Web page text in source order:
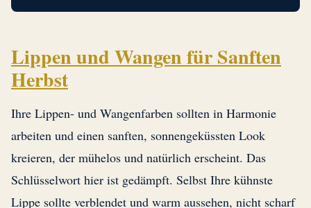
Lippen und Wangen für Sanften
Herbst
Ihre Lippen- und Wangenfarben sollten in Harmonie
arbeiten und einen sanften, sonnengeküssten Look
kreieren, der mühelos und natürlich erscheint. Das
Schlüsselwort hier ist gedämpft. Selbst Ihre kühnste
Lippe sollte verblendet und warm aussehen, nicht scharf